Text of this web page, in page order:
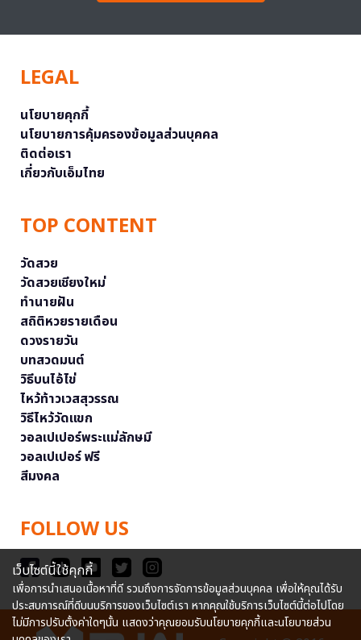
LEGAL
นโยบายคุกกี้
นโยบายการคุ้มครองข้อมูลส่วนบุคคล
ติดต่อเรา
เกี่ยวกับเอ็มไทย
TOP CONTENT
วัดสวย
วัดสวยเชียงใหม่
ทำนายฝัน
สถิติหวยรายเดือน
ดวงรายวัน
บทสวดมนต์
วิธีบนไอ้ไข่
ไหว้ท้าวเวสสุวรรณ
วิธีไหว้วัดแขก
วอลเปเปอร์พระแม่ลักษมี
วอลเปเปอร์ ฟรี
สีมงคล
FOLLOW US
เว็บไซต์นี้ใช้คุกกี้
เพื่อการนำเสนอเนื้อหาที่ดี รวมถึงการจัดการข้อมูลส่วนบุคคล เพื่อให้คุณได้รับ
ประสบการณ์ที่ดีบนบริการของเว็บไซต์เรา หากคุณใช้บริการเว็บไซต์นี้ต่อไปโดย
ไม่มีการปรับตั้งค่าใดๆนั้น แสดงว่าคุณยอมรับนโยบายคุกกี้และนโยบายส่วน